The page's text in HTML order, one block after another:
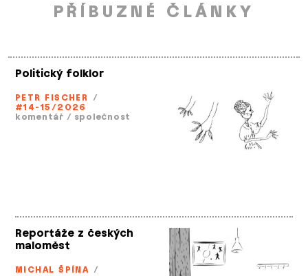
PŘÍBUZNÉ ČLÁNKY
Politický folklor
PETR FISCHER /
#14-15/2026
komentář / společnost
Reportáže z českých
maloměst
MICHAL ŠPÍNA /